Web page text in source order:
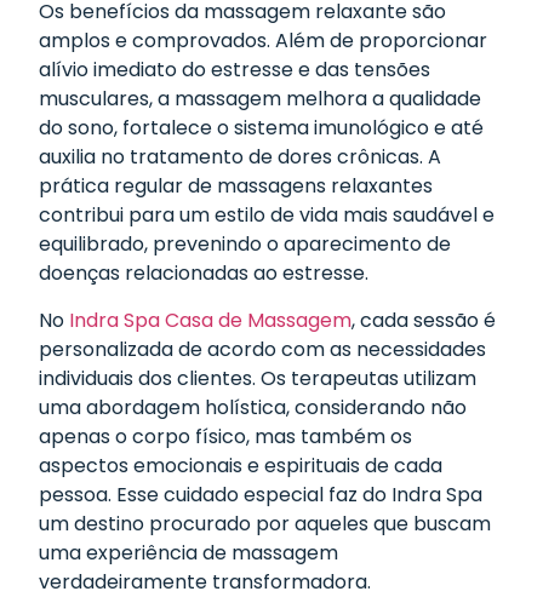
Os benefícios da massagem relaxante são
amplos e comprovados. Além de proporcionar
alívio imediato do estresse e das tensões
musculares, a massagem melhora a qualidade
do sono, fortalece o sistema imunológico e até
auxilia no tratamento de dores crônicas. A
prática regular de massagens relaxantes
contribui para um estilo de vida mais saudável e
equilibrado, prevenindo o aparecimento de
doenças relacionadas ao estresse.
No Indra Spa Casa de Massagem, cada sessão é
personalizada de acordo com as necessidades
individuais dos clientes. Os terapeutas utilizam
uma abordagem holística, considerando não
apenas o corpo físico, mas também os
aspectos emocionais e espirituais de cada
pessoa. Esse cuidado especial faz do Indra Spa
um destino procurado por aqueles que buscam
uma experiência de massagem
verdadeiramente transformadora.